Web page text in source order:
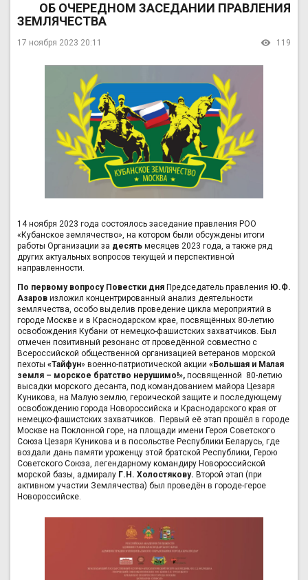
ОБ ОЧЕРЕДНОМ ЗАСЕДАНИИ ПРАВЛЕНИЯ
ЗЕМЛЯЧЕСТВА
17 ноября 2023 20:11 119
14 ноября 2023 года состоялось заседание правления РОО
«Кубанское землячество», на котором были обсуждены итоги
работы Организации за десять месяцев 2023 года, а также ряд
других актуальных вопросов текущей и перспективной
направленности.
По первому вопросу Повестки дня Председатель правления Ю.Ф.
Азаров изложил концентрированный анализ деятельности
землячества, особо выделив проведение цикла мероприятий в
городе Москве и в Краснодарском крае, посвящённых 80-летию
освобождения Кубани от немецко-фашистских захватчиков. Был
отмечен позитивный резонанс от проведённой совместно с
Всероссийской общественной организацией ветеранов морской
пехоты «Тайфун» военно-патриотической акции «Большая и Малая
земля – морское братство нерушимо!», посвященной 80-летию
высадки морского десанта, под командованием майора Цезаря
Куникова, на Малую землю, героической защите и последующему
освобождению города Новороссийска и Краснодарского края от
немецко-фашистских захватчиков. Первый её этап прошёл в городе
Москве на Поклонной горе, на площади имени Героя Советского
Союза Цезаря Куникова и в посольстве Республики Беларусь, где
воздали дань памяти уроженцу этой братской Республики, Герою
Советского Союза, легендарному командиру Новороссийской
морской базы, адмиралу Г.Н. Холостякову. Второй этап (при
активном участии Землячества) был проведён в городе-герое
Новороссийске.